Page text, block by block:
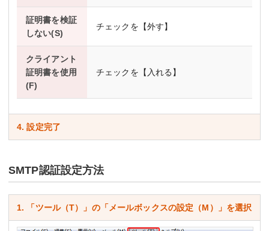
証明書を検証
しない(S)
チェックを【外す】
クライアント
証明書を使用
(F)
チェックを【入れる】
4. 設定完了
SMTP認証設定方法
1. 「ツール（T）」の「メールボックスの設定（M）」を選択